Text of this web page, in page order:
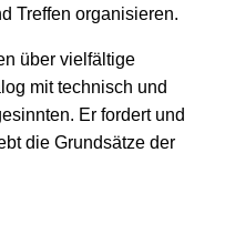
Treffen organisieren.
über vielfältige
mit technisch und
Er fordert und
die Grundsätze der